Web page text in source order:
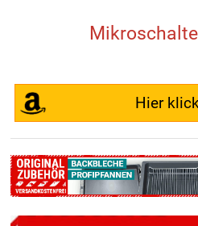
Hier